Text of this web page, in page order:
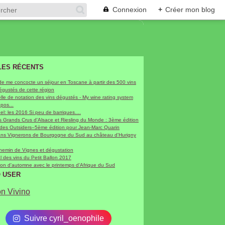
Connexion + Créer mon blog
RÉCENTS
me concocte un séjour en Toscane à partir des 500 vins
de cette région
de notation des vins dégustés - My wine rating system
les 2016 Si peu de barriques....
Grands Crus d'Alsace et Riesling du Monde : 3ème édition
Outsiders–5ème édition pour Jean-Marc Quarin
Vignerons de Bourgogne du Sud au château d'Hurigny
de Vignes et dégustation
des vins du Petit Ballon 2017
d'automne avec le printemps d'Afrique du Sud
USER
Vivino
Suivre cyril_oenophile